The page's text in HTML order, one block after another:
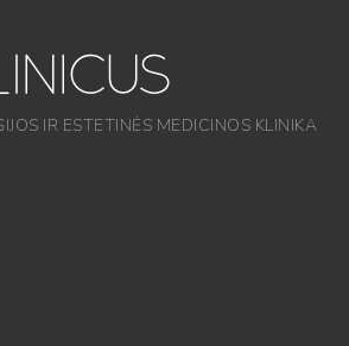
IR ESTETINĖS MEDICINOS KLINIKA